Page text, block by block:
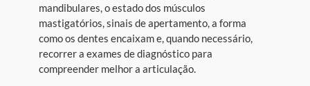
mandibulares, o estado dos músculos
mastigatórios, sinais de apertamento, a forma
como os dentes encaixam e, quando necessário,
recorrer a exames de diagnóstico para
compreender melhor a articulação.